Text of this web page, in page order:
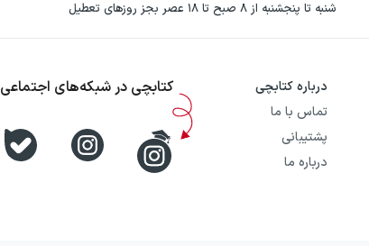
شنبه تا پنجشنبه از ۸ صبح تا ۱۸ عصر بجز روزهای تعطیل
درباره کتابچی
تماس با ما
پشتیبانی
درباره ما
کتابچی در شبکه‌های اجتماعی